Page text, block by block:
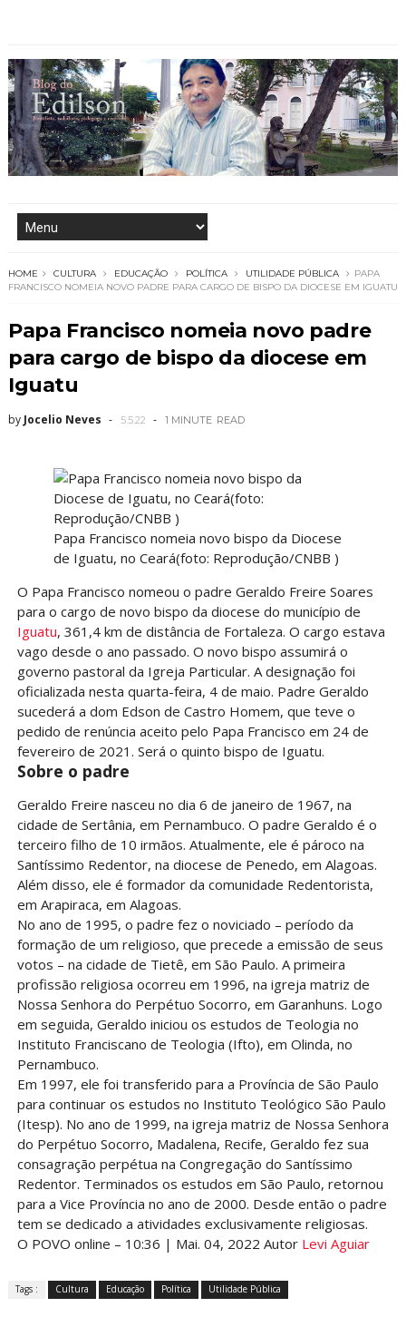
HOME CULTURA EDUCAÇÃO POLÍTICA UTILIDADE PÚBLICA
PAPA
FRANCISCO NOMEIA NOVO PADRE PARA CARGO DE BISPO DA DIOCESE EM IGUATU
Papa Francisco nomeia novo padre
para cargo de bispo da diocese em
Iguatu
by Jocelio Neves 5.5.22 1 MINUTE READ
Papa Francisco nomeia novo bispo da Diocese
de Iguatu, no Ceará(foto: Reprodução/CNBB )
O Papa Francisco nomeou o padre Geraldo Freire Soares
para o cargo de novo bispo da diocese do município de
Iguatu, 361,4 km de distância de Fortaleza. O cargo estava
vago desde o ano passado. O novo bispo assumirá o
governo pastoral da Igreja Particular. A designação foi
oficializada nesta quarta-feira, 4 de maio. Padre Geraldo
sucederá a dom Edson de Castro Homem, que teve o
pedido de renúncia aceito pelo Papa Francisco em 24 de
fevereiro de 2021. Será o quinto bispo de Iguatu.
Sobre o padre
Geraldo Freire nasceu no dia 6 de janeiro de 1967, na
cidade de Sertânia, em Pernambuco. O padre Geraldo é o
terceiro filho de 10 irmãos. Atualmente, ele é pároco na
Santíssimo Redentor, na diocese de Penedo, em Alagoas.
Além disso, ele é formador da comunidade Redentorista,
em Arapiraca, em Alagoas.
No ano de 1995, o padre fez o noviciado – período da
formação de um religioso, que precede a emissão de seus
votos – na cidade de Tietê, em São Paulo. A primeira
profissão religiosa ocorreu em 1996, na igreja matriz de
Nossa Senhora do Perpétuo Socorro, em Garanhuns. Logo
em seguida, Geraldo iniciou os estudos de Teologia no
Instituto Franciscano de Teologia (Ifto), em Olinda, no
Pernambuco.
Em 1997, ele foi transferido para a Província de São Paulo
para continuar os estudos no Instituto Teológico São Paulo
(Itesp). No ano de 1999, na igreja matriz de Nossa Senhora
do Perpétuo Socorro, Madalena, Recife, Geraldo fez sua
consagração perpétua na Congregação do Santíssimo
Redentor. Terminados os estudos em São Paulo, retornou
para a Vice Província no ano de 2000. Desde então o padre
tem se dedicado a atividades exclusivamente religiosas.
O POVO online – 10:36 | Mai. 04, 2022 Autor Levi Aguiar
Tags : Cultura Educação Política Utilidade Pública